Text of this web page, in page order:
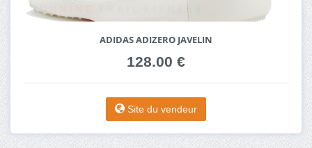
ADIDAS ADIZERO JAVELIN
128.00 €
Site du vendeur